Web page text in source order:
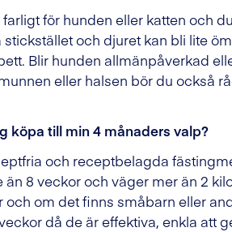
för hunden eller katten och
och djuret kan bli lite
Blir hunden allmänpåverkad
eller halsen bör du också
köpa till min 4 månaders valp?
och receptbelagda
8 veckor och väger mer än 2
om det finns småbarn eller
då de är effektiva, enkla att